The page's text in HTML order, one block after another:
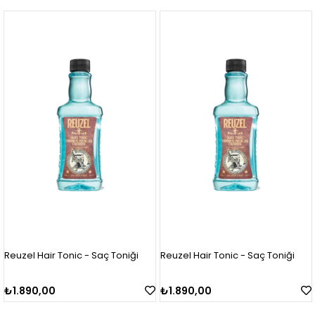
Reuzel Hair Tonic - Saç Toniği
₺1.890,00
Reuzel Hair Tonic - Saç Toniği
₺1.890,00